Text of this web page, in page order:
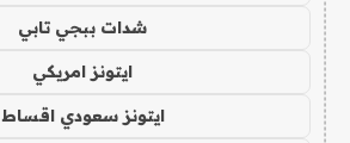
شدات ببجي تابي
ايتونز امريكي
ايتونز سعودي اقساط